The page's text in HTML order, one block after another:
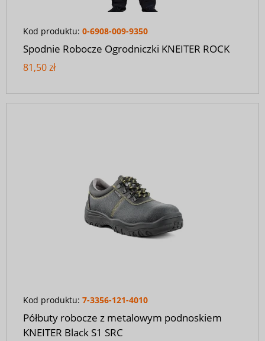
Kod produktu: 0-6908-009-9350
Spodnie Robocze Ogrodniczki KNEITER ROCK
81,50 zł
Kod produktu: 7-3356-121-4010
Półbuty robocze z metalowym podnoskiem
KNEITER Black S1 SRC